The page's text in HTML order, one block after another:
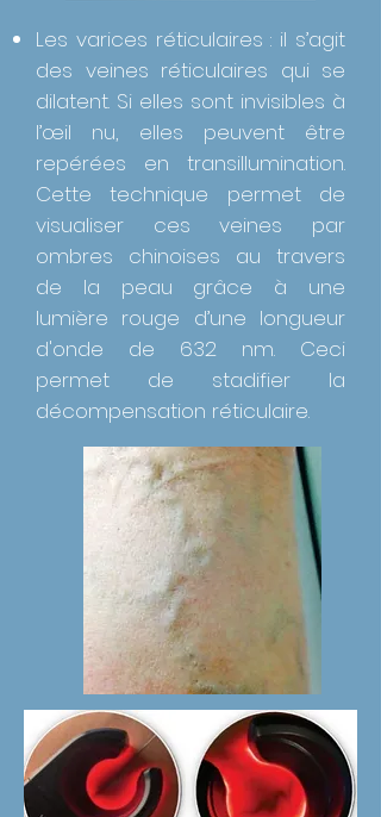
Les varices réticulaires : il s’agit
des veines réticulaires qui se
dilatent. Si elles sont invisibles à
l’œil nu, elles peuvent être
repérées en transillumination.
Cette technique permet de
visualiser ces veines par
ombres chinoises au travers
de la peau grâce à une
lumière rouge d’une longueur
d'onde de 632 nm. Ceci
permet de stadifier la
décompensation réticulaire.